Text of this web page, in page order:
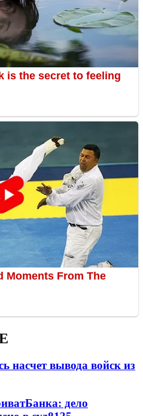
насчет вывода войск из
дело